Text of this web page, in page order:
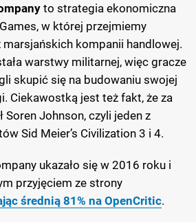
to strategia ekonomiczna
w której przejmiemy
marsjańskich kompanii handlowej.
warstwy militarnej, więc gracze
skupić się na budowaniu swojej
Ciekawostką jest też fakt, że za
Soren Johnson, czyli jeden z
Sid Meier’s Civilization 3 i 4.
ukazało się w 2016 roku i
przyjęciem ze strony
średnią 81% na OpenCritic.